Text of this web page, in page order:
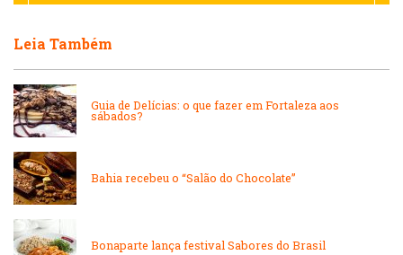
Massas
Lanchonetes
Leia Também
Guia de Delícias: o que fazer em Fortaleza aos
sábados?
Bahia recebeu o “Salão do Chocolate”
Bonaparte lança festival Sabores do Brasil